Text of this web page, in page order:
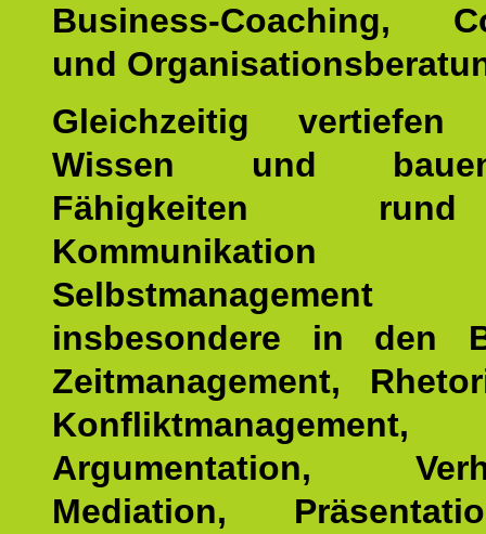
Business-Coaching,
und
Gleichzeitig
Wissen und
Fähigkeiten
insbesondere in den
Zeitmanagement,
Konfliktmanagement,
Argumentation,
Mediation,